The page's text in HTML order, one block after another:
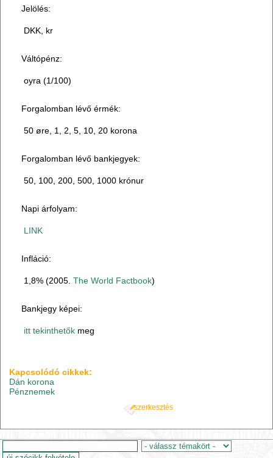
Jelölés:
DKK, kr
Váltópénz:
oyra (1/100)
Forgalomban lévő érmék:
50 øre, 1, 2, 5, 10, 20 korona
Forgalomban lévő bankjegyek:
50, 100, 200, 500, 1000 krónur
Napi árfolyam:
LINK
Infláció:
1,8% (2005.The World Factbook)
Bankjegy képei:
itt tekinthetők meg
Kapcsolódó cikkek:
Dán korona
Pénznemek
szerkesztés